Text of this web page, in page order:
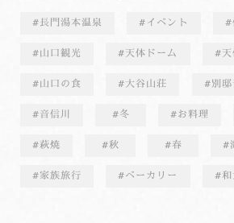
長門湯本温泉 イベント
山口観光 天体ドーム
山口の食 大谷山荘 別
音信川 冬 お料理
萩焼 秋 春
家族旅行 ベーカリー 和